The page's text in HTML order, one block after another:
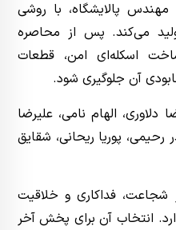
پالایشگاه، با روشی
تولید می‌کند. پس از محاصره
اسکله‌ای امن، قطعات
آن جلوگیری شود.
دلاوری، الهام نامی، علیرضا
پوریا ریحانی، شقایق
شجاعت، فداکاری و خلاقیت
انتخاب آن برای پخش آخر